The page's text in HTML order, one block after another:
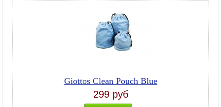
Giottos Clean Pouch Blue
299 руб